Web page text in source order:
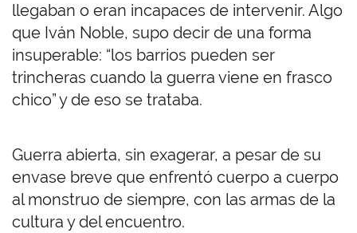
llegaban o eran incapaces de intervenir. Algo
que Iván Noble, supo decir de una forma
insuperable: “los barrios pueden ser
trincheras cuando la guerra viene en frasco
chico” y de eso se trataba.
Guerra abierta, sin exagerar, a pesar de su
envase breve que enfrentó cuerpo a cuerpo
al monstruo de siempre, con las armas de la
cultura y del encuentro.